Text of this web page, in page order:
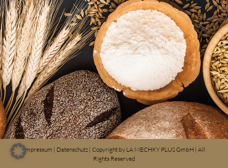
Impressum | Datenschutz| Copyright by LA MECHKY PLUS GmbH | All
Rights Reserved